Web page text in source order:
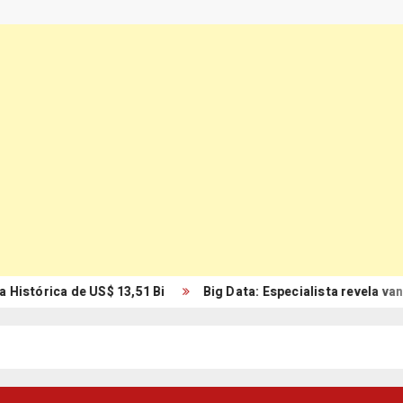
de US$ 13,51 Bi Big Data: Especialista revela